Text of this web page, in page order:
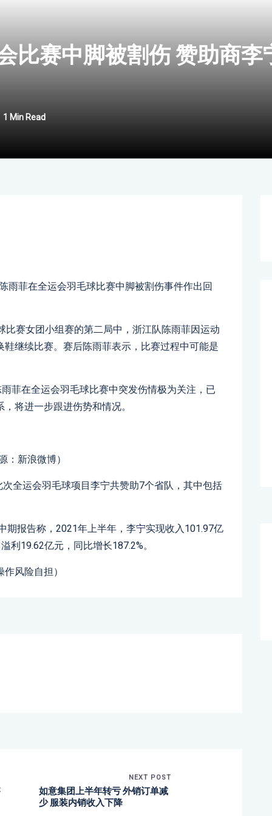
比赛中脚被割伤 赞助商李
1 Min Read
雨菲在全运会羽毛球比赛中脚被割伤事件作出回
赛女团小组赛的第二局中，浙江队陈雨菲因运动
继续比赛。赛后陈雨菲表示，比赛过程中可能是
菲在全运会羽毛球比赛中突发伤情极为关注，已
将进一步跟进伤势和情况。
：新浪微博）
全运会羽毛球项目李宁共赞助7个省队，其中包括
期报告称，2021年上半年，李宁实现收入101.97亿
利19.62亿元，同比增长187.2%。
风险自担）
NEXT POST
如意集团上半年转亏 外销订单减
少 服装内销收入下降